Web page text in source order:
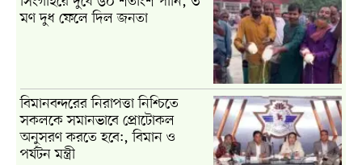
মণ দুধ ফেলে দিল জনতা
বিমানবন্দরের নিরাপত্তা নিশ্চিতে
সকলকে সমানভাবে প্রোটোকল
অনুসরণ করতে হবে:, বিমান ও
পর্যটন মন্ত্রী